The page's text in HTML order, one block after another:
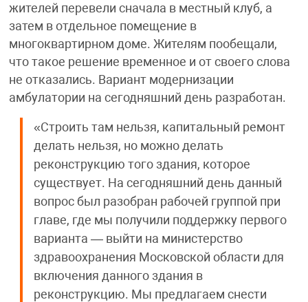
жителей перевели сначала в местный клуб, а
затем в отдельное помещение в
многоквартирном доме. Жителям пообещали,
что такое решение временное и от своего слова
не отказались. Вариант модернизации
амбулатории на сегодняшний день разработан.
«Строить там нельзя, капитальный ремонт
делать нельзя, но можно делать
реконструкцию того здания, которое
существует. На сегодняшний день данный
вопрос был разобран рабочей группой при
главе, где мы получили поддержку первого
варианта — выйти на министерство
здравоохранения Московской области для
включения данного здания в
реконструкцию. Мы предлагаем снести